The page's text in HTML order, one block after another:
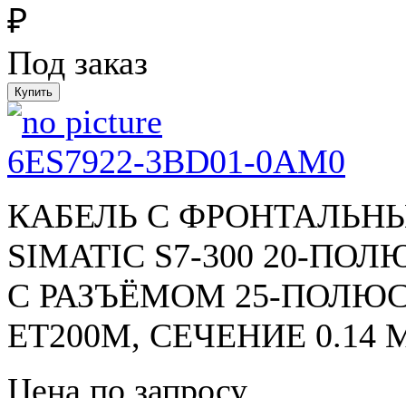
₽
Под заказ
6ES7922-3BD01-0AM0
КАБЕЛЬ С
SIMATIC S7-300 20-
С РАЗЪЁМОМ 25-
ET200M, СЕЧЕНИЕ 0.14
Цена по запросу